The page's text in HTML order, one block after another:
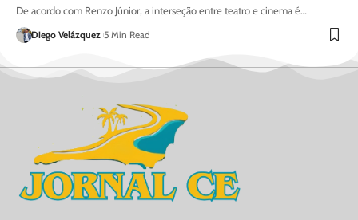
De acordo com Renzo Júnior, a interseção entre teatro e cinema é…
Diego Velázquez 5 Min Read